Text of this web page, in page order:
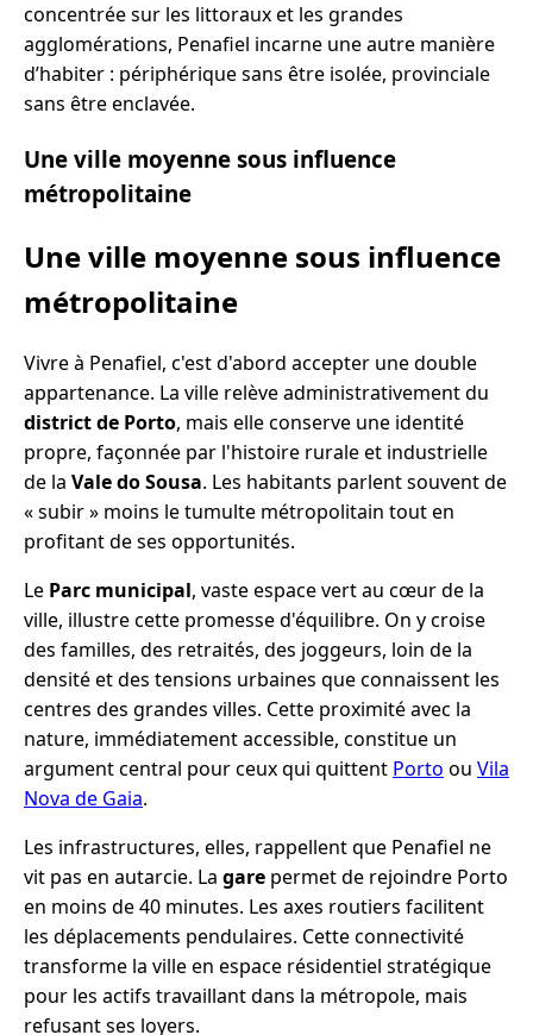
concentrée sur les littoraux et les grandes
agglomérations, Penafiel incarne une autre manière
d’habiter : périphérique sans être isolée, provinciale
sans être enclavée.
Une ville moyenne sous influence
métropolitaine
Une ville moyenne sous influence
métropolitaine
Vivre à Penafiel, c'est d'abord accepter une double
appartenance. La ville relève administrativement du
district de Porto, mais elle conserve une identité
propre, façonnée par l'histoire rurale et industrielle
de la Vale do Sousa. Les habitants parlent souvent de
« subir » moins le tumulte métropolitain tout en
profitant de ses opportunités.
Le Parc municipal, vaste espace vert au cœur de la
ville, illustre cette promesse d'équilibre. On y croise
des familles, des retraités, des joggeurs, loin de la
densité et des tensions urbaines que connaissent les
centres des grandes villes. Cette proximité avec la
nature, immédiatement accessible, constitue un
argument central pour ceux qui quittent Porto ou Vila
Nova de Gaia.
Les infrastructures, elles, rappellent que Penafiel ne
vit pas en autarcie. La gare permet de rejoindre Porto
en moins de 40 minutes. Les axes routiers facilitent
les déplacements pendulaires. Cette connectivité
transforme la ville en espace résidentiel stratégique
pour les actifs travaillant dans la métropole, mais
refusant ses loyers.